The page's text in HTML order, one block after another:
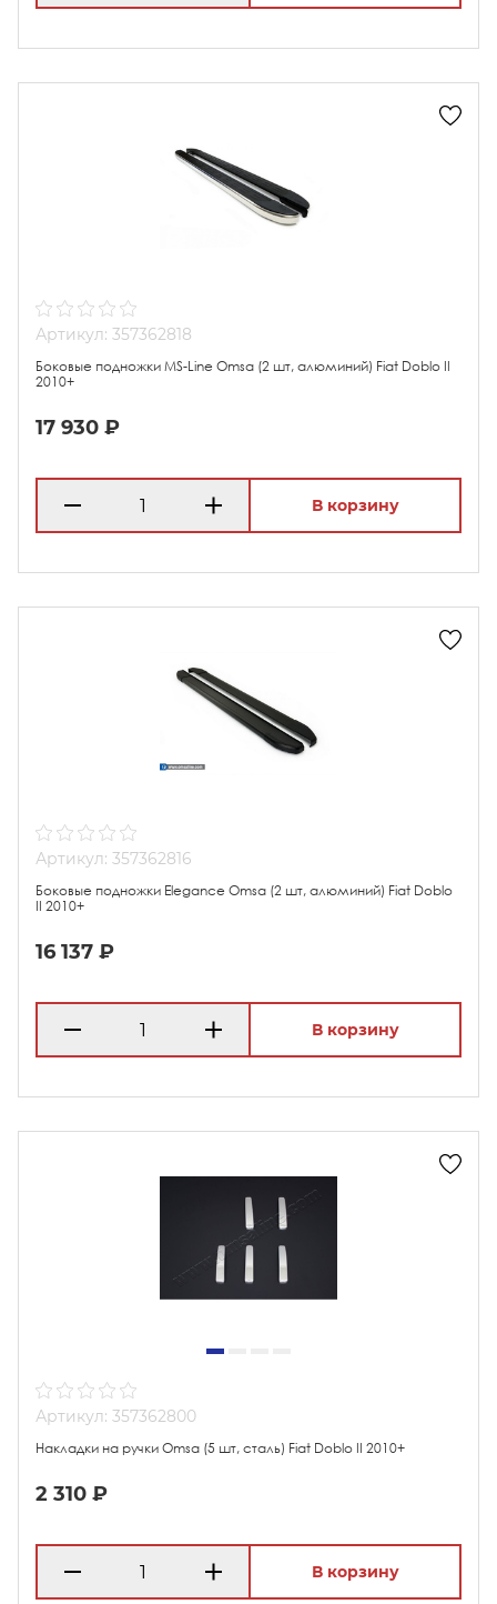
Артикул: 357362818
Боковые подножки MS-Line Omsa (2 шт, алюминий) Fiat Doblo II
2010+
17 930 ₽
В корзину
Артикул: 357362816
Боковые подножки Elegance Omsa (2 шт, алюминий) Fiat Doblo
II 2010+
16 137 ₽
В корзину
Артикул: 357362800
Накладки на ручки Omsa (5 шт, сталь) Fiat Doblo II 2010+
2 310 ₽
В корзину